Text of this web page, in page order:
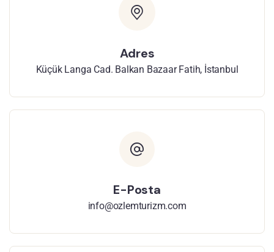
Adres
Küçük Langa Cad. Balkan Bazaar Fatih, İstanbul
E-Posta
info@ozlemturizm.com